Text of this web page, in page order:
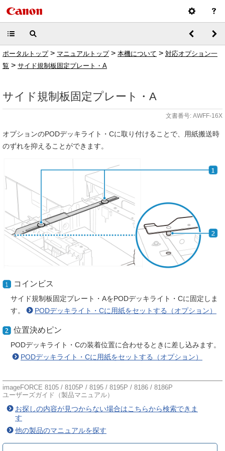
ポータルトップ> マニュアルトップ> 本機について > 対応オプション一
覧 > サイド規制板固定プレート・A
サイド規制板固定プレート・A
文書番号: AWFF-16X
オプションのPODデッキライト・Cに取り付けることで、用紙搬送時
のずれを抑えることができます。
コインビス
サイド規制板固定プレート・AをPODデッキライト・Cに固定しま
す。
PODデッキライト・Cに用紙をセットする（オプション）
位置決めピン
PODデッキライト・Cの装着位置に合わせるときに差し込みます。
PODデッキライト・Cに用紙をセットする（オプション）
imageFORCE 8105 / 8105P / 8195 / 8195P / 8186 / 8186P
ユーザーズガイド（製品マニュアル）
お探しの内容が見つからない場合はこちらから検索できま
す
他の製品のマニュアルを探す